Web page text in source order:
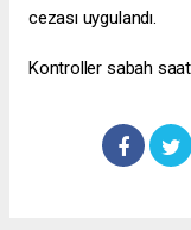
cezası uygulandı.
Kontroller sabah